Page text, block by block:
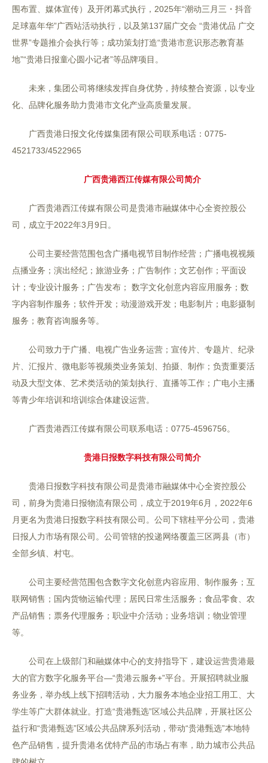
围布置、媒体宣传）及开闭幕式执行，2025年“潮动三月三・抖音
足球嘉年华”广西站活动执行，以及第137届广交会 “贵港优品 广交
世界”专题推介会执行等；成功策划打造“贵港市意识形态教育基
地”“贵港日报童心圆小记者”等品牌项目。
未来，集团公司将继续发挥自身优势，持续整合资源，以专业
化、品牌化服务助力贵港市文化产业高质量发展。
广西贵港日报文化传媒集团有限公司联系电话：0775-
4521733/4522965
广西贵港西江传媒有限公司简介
广西贵港西江传媒有限公司是贵港市融媒体中心全资控股公
司，成立于2022年3月9日。
公司主要经营范围包含广播电视节目制作经营；广播电视视频
点播业务；演出经纪；旅游业务；广告制作；文艺创作；平面设
计；专业设计服务；广告发布； 数字文化创意内容应用服务；数
字内容制作服务；软件开发；动漫游戏开发；电影制片；电影摄制
服务；教育咨询服务等。
公司致力于广播、电视广告业务运营；宣传片、专题片、纪录
片、汇报片、微电影等视频类业务策划、拍摄、制作；负责重要活
动及大型文体、艺术类活动的策划执行、直播等工作；广电小主播
等青少年培训和培训综合体建设运营。
广西贵港西江传媒有限公司联系电话：0775-4596756。
贵港日报数字科技有限公司简介
贵港日报数字科技有限公司是贵港市融媒体中心全资控股公
司，前身为贵港日报物流有限公司，成立于2019年6月，2022年6
月更名为贵港日报数字科技有限公司。公司下辖桂平分公司，贵港
日报人力市场有限公司。公司管辖的投递网络覆盖三区两县（市）
全部乡镇、村屯。
公司主要经营范围包含数字文化创意内容应用、制作服务；互
联网销售；国内货物运输代理；居民日常生活服务；食品零食、农
产品销售；票务代理服务；职业中介活动；业务培训；物业管理
等。
公司在上级部门和融媒体中心的支持指导下，建设运营贵港最
大的官方数字化服务平台—“贵港云服务+”平台。开展招聘就业服
务业务，举办线上线下招聘活动，大力服务本地企业招工用工、大
学生等广大群体就业。打造“贵港甄选”区域公共品牌，开展社区公
益行和“贵港甄选”区域公共品牌系列活动，带动“贵港甄选”本地特
色产品销售，提升贵港名优特产品的市场占有率，助力城市公共品